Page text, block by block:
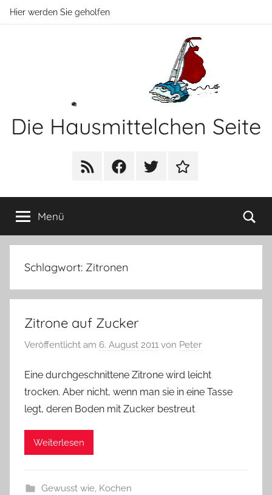
ZumHier werden Sie geholfen
Die Hausmittelchen Seite
RSS FacebookTwitter Newsletter
Menü
Schlagwort: Zitronen
Zitrone auf Zucker
Veröffentlicht am 6. August 2011 von Peter
Eine durchgeschnittene Zitrone wird leicht
trocken. Aber nicht, wenn man sie in eine Tasse
legt, deren Boden mit Zucker bestreut
Weiterlesen
Gewusst wie, Kochen